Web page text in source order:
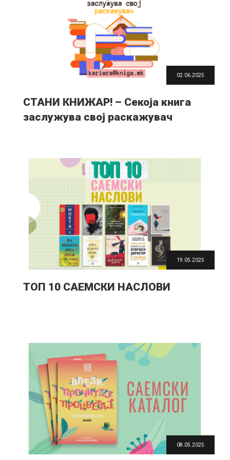
02.06.2025
СТАНИ КНИЖАР! – Секоја книга
заслужува свој раскажувач
19.05.2025
ТОП 10 САЕМСКИ НАСЛОВИ
08.05.2025